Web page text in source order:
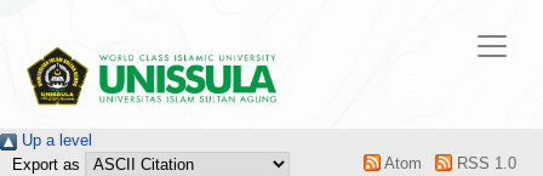
Up a level
Export as
Atom
RSS 1.0